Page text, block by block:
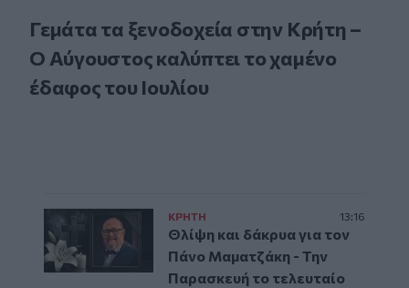
Γεμάτα τα ξενοδοχεία στην Κρήτη –
Ο Αύγουστος καλύπτει το χαμένο
έδαφος του Ιουλίου
ΚΡΗΤΗ 13:16
Θλίψη και δάκρυα για τον
Πάνο Μαματζάκη - Την
Παρασκευή το τελευταίο